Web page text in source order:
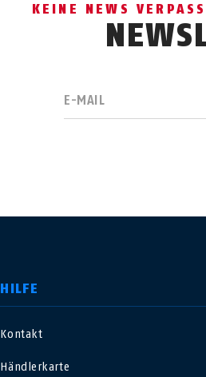
KEINE NEWS
E-MAIL
HILFE
Kontakt
Händlerkarte